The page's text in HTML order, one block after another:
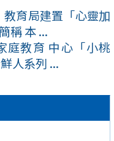
育局建置「心靈加
稱 本 ...
庭教育 中心「小桃
人系列 ...